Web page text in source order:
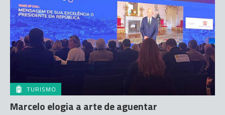
TURISMO
Marcelo elogia a arte de aguentar